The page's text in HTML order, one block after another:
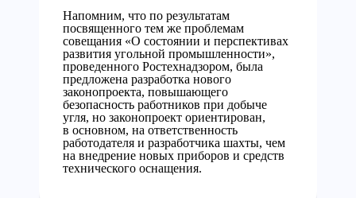
Напомним, что по результатам
посвященного тем же проблемам
совещания «О состоянии и перспективах
развития угольной промышленности»,
проведенного Ростехнадзором, была
предложена разработка нового
законопроекта, повышающего
безопасность работников при добыче
угля, но законопроект ориентирован,
в основном, на ответственность
работодателя и разработчика шахты, чем
на внедрение новых приборов и средств
технического оснащения.